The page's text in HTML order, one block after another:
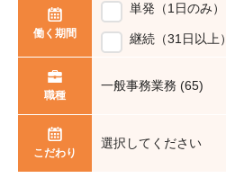
働く期間
単発（1日のみ）
継続（31日以上）
職種
一般事務業務 (65)
こだわり
選択してください